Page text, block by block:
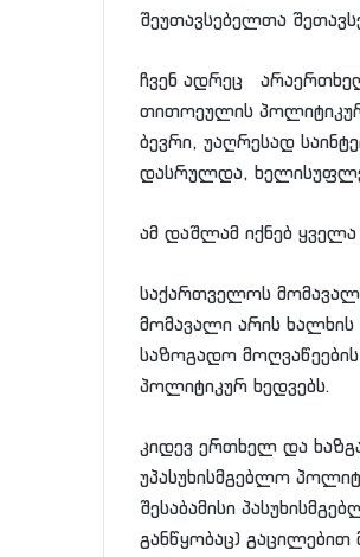
შეუთავსებელთა
ჩვენ ადრეც
თითოეულის
ბევრი, უაღრესად
დასრულდა,
ამ დაშლამ იქნებ
საქართველოს
მომავალი არის ხალხის
საზოგადო
პოლიტიკურ ხედვებს.
კიდევ ერთხელ და
უპასუხისმგებლო
შესაბამისი
განწყობაც) გაცილებით